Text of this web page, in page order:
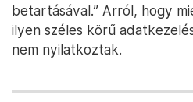
betartásával.” Arról, hogy
ilyen széles körű
nem nyilatkoztak.